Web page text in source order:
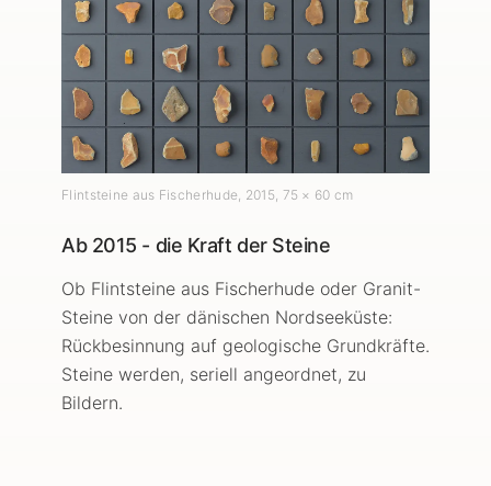
Flintsteine aus Fischerhude, 2015, 75 × 60 cm
Ab 2015 - die Kraft der Steine
Ob Flintsteine aus Fischerhude oder Granit-
Steine von der dänischen Nordseeküste:
Rückbesinnung auf geologische Grundkräfte.
Steine werden, seriell angeordnet, zu
Bildern.